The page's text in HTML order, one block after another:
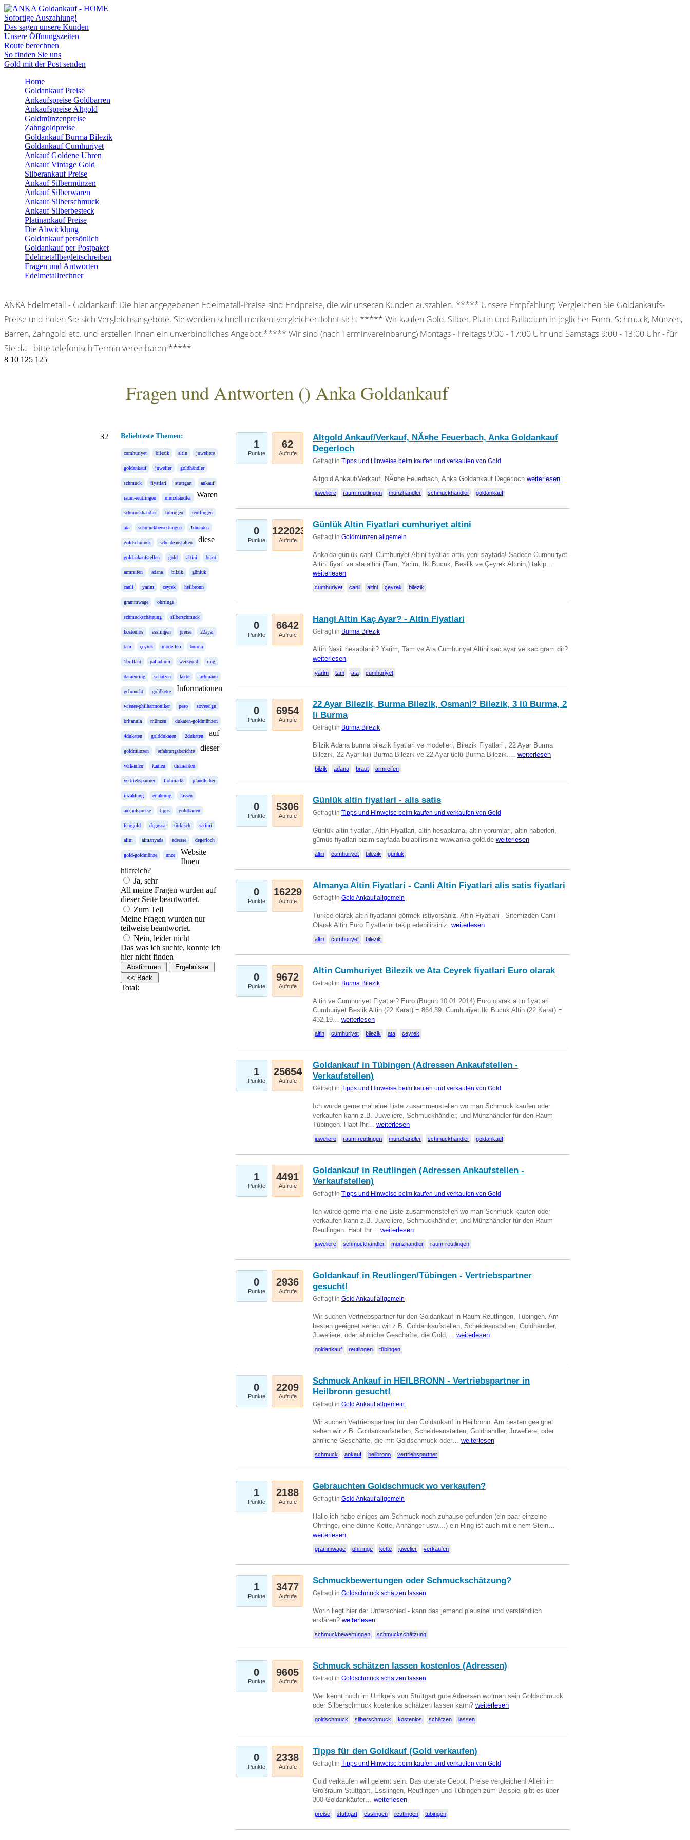
Sofortige Auszahlung!
Das sagen unsere Kunden
Unsere Öffnungszeiten
Route berechnen
So finden Sie uns
Gold mit der Post senden
Home
Goldankauf Preise
Ankaufspreise Goldbarren
Ankaufspreise Altgold
Goldmünzenpreise
Zahngoldpreise
Goldankauf Burma Bilezik
Goldankauf Cumhuriyet
Ankauf Goldene Uhren
Ankauf Vintage Gold
Silberankauf Preise
Ankauf Silbermünzen
Ankauf Silberwaren
Ankauf Silberschmuck
Ankauf Silberbesteck
Platinankauf Preise
Die Abwicklung
Goldankauf persönlich
Goldankauf per Postpaket
Edelmetallbegleitschreiben
Fragen und Antworten
Edelmetallrechner
ANKA Edelmetall - Goldankauf: Die hier angegebenen Edelmetall-Preise sind Endpreise, die wir unseren Kunden auszahlen. ***** Unsere Empfehlung: Vergleichen Sie Goldankaufs-
Preise und holen Sie sich Vergleichsangebote. Sie werden schnell merken, vergleichen lohnt sich. ***** Wir kaufen Gold, Silber, Platin und Palladium in jeglicher Form: Schmuck, Münzen,
Barren, Zahngold etc. und erstellen Ihnen ein unverbindliches Angebot.***** Wir sind (nach Terminvereinbarung) Montags - Freitags 9:00 - 17:00 Uhr und Samstags 9:00 - 13:00 Uhr - für
Sie da - bitte telefonisch Termin vereinbaren *****
8 10 125 125
Fragen und Antworten () Anka Goldankauf
Beliebteste Themen:
cumhuriyet bilezik altin juweliere
goldankauf juwelier goldhändler
schmuck fiyatlari stuttgart ankauf
raum-reutlingen münzhändler
schmuckhändler tübingen reutlingen
ata schmuckbewertungen 1dukaten
goldschmuck scheideanstalten
goldankaufstellen gold altini braut
armreifen adana bilzik günlük
canli yarim ceyrek heilbronn
grammwage ohrringe
schmuckschätzung silberschmuck
kostenlos esslingen preise 22ayar
tam çeyrek modelleri burma
1brillant palladium weißgold ring
damenring schätzen kette fachmann
gebraucht goldkette
wiener-philharmoniker peso sovereign
britannia münzen dukaten-goldmünzen
4dukaten golddukaten 2dukaten
goldmünzen erfahrungsberichte
verkaufen kaufen diamanten
vertriebspartner flohmarkt pfandleiher
inzahlung erfahrung lassen
ankaufspreise tipps goldbarren
feingold degussa türkisch satimi
alim almanyada adresse degerloch
gold-goldmünze unze
Waren
diese
Informationen
auf
dieser
Website
Ihnen
hilfreich?
Ja, sehr
All meine Fragen wurden auf
dieser Seite beantwortet.
Zum Teil
Meine Fragen wurden nur
teilweise beantwortet.
Nein, leider nicht
Das was ich suchte, konnte ich
hier nicht finden
Total:
1
Punkte
62
Aufrufe
Altgold Ankauf/Verkauf, NĂ¤he Feuerbach, Anka Goldankauf
Degerloch
Gefragt in Tipps und Hinweise beim kaufen und verkaufen von Gold
Altgold Ankauf/Verkauf, NĂ¤he Feuerbach, Anka Goldankauf Degerloch weiterlesen
juweliere raum-reutlingen münzhändler schmuckhändler goldankauf
0
Punkte
122023
Aufrufe
Günlük Altin Fiyatlari cumhuriyet altini
Gefragt in Goldmünzen allgemein
Anka'da günlük canli Cumhuriyet Altini fiyatlari artik yeni sayfada! Sadece Cumhuriyet
Altini fiyati ve ata altini (Tam, Yarim, Iki Bucuk, Beslik ve Çeyrek Altinin,) takip…
weiterlesen
cumhuriyet canli altini çeyrek bilezik
0
Punkte
6642
Aufrufe
Hangi Altin Kaç Ayar? - Altin Fiyatlari
Gefragt in Burma Bilezik
Altin Nasil hesaplanir? Yarim, Tam ve Ata Cumhuriyet Altini kac ayar ve kac gram dir?
weiterlesen
yarim tam ata cumhuriyet
0
Punkte
6954
Aufrufe
22 Ayar Bilezik, Burma Bilezik, Osmanl? Bilezik, 3 lü Burma, 2
li Burma
Gefragt in Burma Bilezik
Bilzik Adana burma bilezik fiyatlari ve modelleri, Bilezik Fiyatlari , 22 Ayar Burma
Bilezik, 22 Ayar ikili Burma Bilezik ve 22 Ayar üclü Burma Bilezik.… weiterlesen
bilzik adana braut armreifen
0
Punkte
5306
Aufrufe
Günlük altin fiyatlari - alis satis
Gefragt in Tipps und Hinweise beim kaufen und verkaufen von Gold
Günlük altin fiyatlari, Altin Fiyatlari, altin hesaplama, altin yorumlari, altin haberleri,
gümüs fiyatlari bizim sayfada bulabilirsiniz www.anka-gold.de weiterlesen
altin cumhuriyet bilezik günlük
0
Punkte
16229
Aufrufe
Almanya Altin Fiyatlari - Canli Altin Fiyatlari alis satis fiyatlari
Gefragt in Gold Ankauf allgemein
Turkce olarak altin fiyatlarini görmek istiyorsaniz. Altin Fiyatlari - Sitemizden Canli
Olarak Altin Euro Fiyatlarini takip edebilirsiniz. weiterlesen
altin cumhuriyet bilezik
0
Punkte
9672
Aufrufe
Altin Cumhuriyet Bilezik ve Ata Ceyrek fiyatlari Euro olarak
Gefragt in Burma Bilezik
Altin ve Cumhuriyet Fiyatlar? Euro (Bugün 10.01.2014) Euro olarak altin fiyatlari
Cumhuriyet Beslik Altin (22 Karat) = 864,39  Cumhuriyet Iki Bucuk Altin (22 Karat) =
432,19… weiterlesen
altin cumhuriyet bilezik ata ceyrek
1
Punkte
25654
Aufrufe
Goldankauf in Tübingen (Adressen Ankaufstellen -
Verkaufstellen)
Gefragt in Tipps und Hinweise beim kaufen und verkaufen von Gold
Ich würde gerne mal eine Liste zusammenstellen wo man Schmuck kaufen oder
verkaufen kann z.B. Juweliere, Schmuckhändler, und Münzhändler für den Raum
Tübingen. Habt Ihr… weiterlesen
juweliere raum-reutlingen münzhändler schmuckhändler goldankauf
1
Punkte
4491
Aufrufe
Goldankauf in Reutlingen (Adressen Ankaufstellen -
Verkaufstellen)
Gefragt in Tipps und Hinweise beim kaufen und verkaufen von Gold
Ich würde gerne mal eine Liste zusammenstellen wo man Schmuck kaufen oder
verkaufen kann z.B. Juweliere, Schmuckhändler, und Münzhändler für den Raum
Reutlingen. Habt Ihr… weiterlesen
juweliere schmuckhändler münzhändler raum-reutlingen
0
Punkte
2936
Aufrufe
Goldankauf in Reutlingen/Tübingen - Vertriebspartner
gesucht!
Gefragt in Gold Ankauf allgemein
Wir suchen Vertriebspartner für den Goldankauf in Raum Reutlingen, Tübingen. Am
besten geeignet sehen wir z.B. Goldankaufstellen, Scheideanstalten, Goldhändler,
Juweliere, oder ähnliche Geschäfte, die Gold,… weiterlesen
goldankauf reutlingen tübingen
0
Punkte
2209
Aufrufe
Schmuck Ankauf in HEILBRONN - Vertriebspartner in
Heilbronn gesucht!
Gefragt in Gold Ankauf allgemein
Wir suchen Vertriebspartner für den Goldankauf in Heilbronn. Am besten geeignet
sehen wir z.B. Goldankaufstellen, Scheideanstalten, Goldhändler, Juweliere, oder
ähnliche Geschäfte, die mit Goldschmuck oder… weiterlesen
schmuck ankauf heilbronn vertriebspartner
1
Punkte
2188
Aufrufe
Gebrauchten Goldschmuck wo verkaufen?
Gefragt in Gold Ankauf allgemein
Hallo ich habe einiges am Schmuck noch zuhause gefunden (ein paar einzelne
Ohrringe, eine dünne Kette, Anhänger usw....) ein Ring ist auch mit einem Stein…
weiterlesen
grammwage ohrringe kette juwelier verkaufen
1
Punkte
3477
Aufrufe
Schmuckbewertungen oder Schmuckschätzung?
Gefragt in Goldschmuck schätzen lassen
Worin liegt hier der Unterschied - kann das jemand plausibel und verständlich
erklären? weiterlesen
schmuckbewertungen schmuckschätzung
0
Punkte
9605
Aufrufe
Schmuck schätzen lassen kostenlos (Adressen)
Gefragt in Goldschmuck schätzen lassen
Wer kennt noch im Umkreis von Stuttgart gute Adressen wo man sein Goldschmuck
oder Silberschmuck kostenlos schätzen lassen kann? weiterlesen
goldschmuck silberschmuck kostenlos schätzen lassen
0
Punkte
2338
Aufrufe
Tipps für den Goldkauf (Gold verkaufen)
Gefragt in Tipps und Hinweise beim kaufen und verkaufen von Gold
Gold verkaufen will gelernt sein. Das oberste Gebot: Preise vergleichen! Allein im
Großraum Stuttgart, Esslingen, Reutlingen und Tübingen zum Beispiel gibt es über
300 Goldankäufer… weiterlesen
preise stuttgart esslingen reutlingen tübingen
32